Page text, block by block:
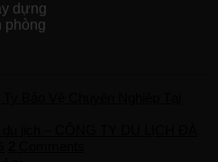
dựng
phòng